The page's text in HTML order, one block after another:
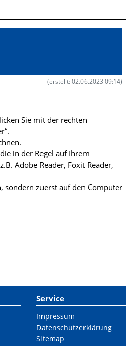
(erstellt: 02.06.2023 09:14)
Sie mit der rechten
in der Regel auf Ihrem
Adobe Reader, Foxit Reader,
sondern zuerst auf den Computer
Service
Impressum
Datenschutzerklärung
Sitemap